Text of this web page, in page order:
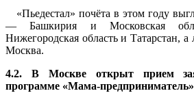
«Пьедестал» почёта в этом году
— Башкирия и Московская
Нижегородская область и Татарстан, а
Москва.
4.2. В Москве открыт прием
программе «Мама-предприниматель»